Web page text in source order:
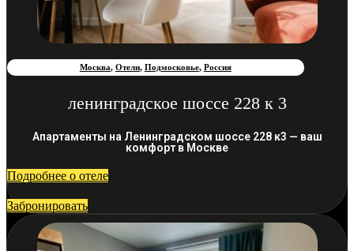
Москва, Отели, Подмосковье, Россия
ленинградское шоссе 228 к 3
Апартаменты на Ленинградском шоссе 228 к3 — ваш
комфорт в Москве
Подробнее о отеле
Забронировать